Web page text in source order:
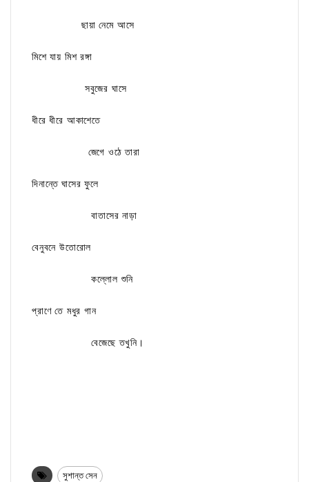
ছায়া নেমে আসে
মিশে যায় মিশ রঙ্গা
সবুজের ঘাসে
ধীরে ধীরে আকাশেতে
জেগে ওঠে তারা
দিনান্তে ঘাসের ফুলে
বাতাসের নাড়া
বেনুবনে উতোরোল
কল্লোল শুনি
প্রাণে তে মধুর গান
বেজেছে তখুনি।
সুশান্ত সেন